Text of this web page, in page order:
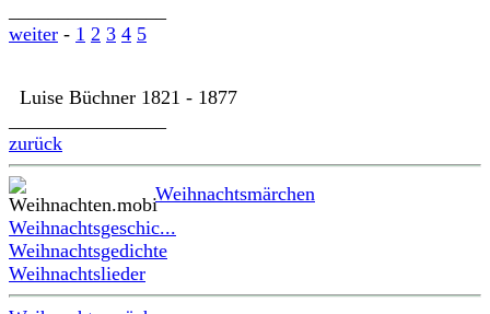
weiter - 1 2 3 4 5
Luise Büchner 1821 - 1877
zurück
Weihnachtsmärchen
Weihnachtsgeschic...
Weihnachtsgedichte
Weihnachtslieder